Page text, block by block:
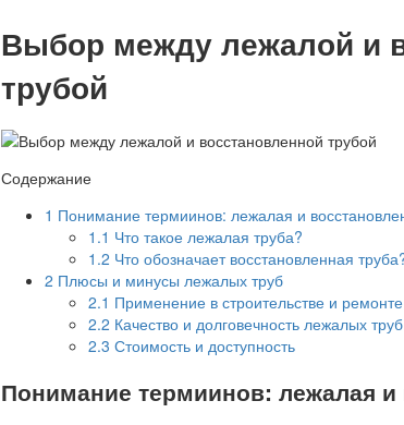
Выбор между лежалой и
трубой
Содержание
1 Понимание термиинов: лежалая и
1.1 Что такое лежалая труба?
1.2 Что обозначает восстановленная
2 Плюсы и минусы лежалых труб
2.1 Применение в строительстве и ремонте
2.2 Качество и долговечность лежалых труб
2.3 Стоимость и доступность
Понимание термиинов: лежалая и